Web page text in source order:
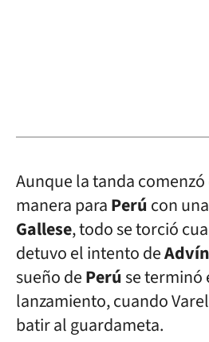
Aunque la tanda
manera paraPerú con
Gallese, todo se torció
detuvo el intento de
sueño dePerúse terminó
lanzamiento, cuando
batir al guardameta.